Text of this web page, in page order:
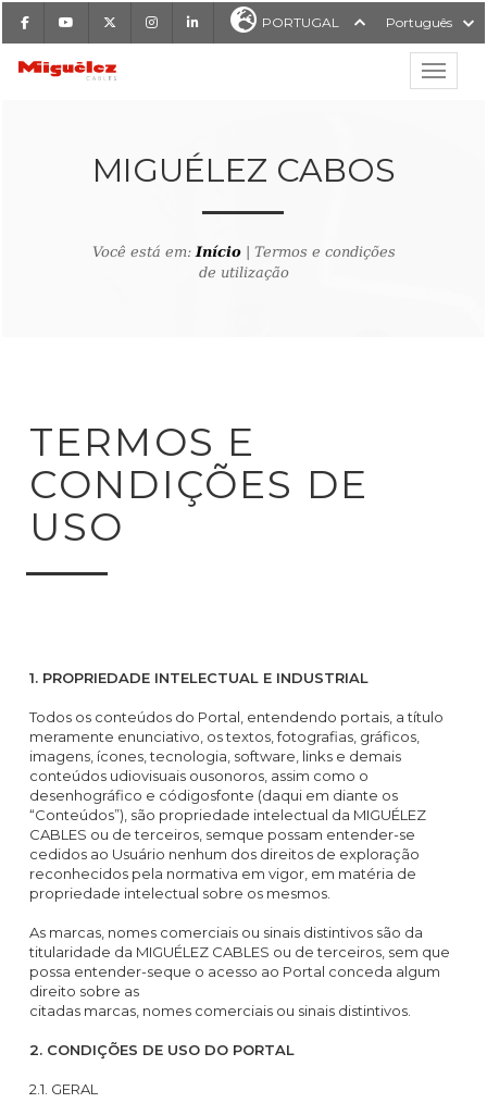
FacebookYoutube InstagramLinkedIn PORTUGAL Português
Miguélez Cabos
MIGUÉLEZ CABOS
Você está em:Início| Termos e condições
de utilização
TERMOS E
CONDIÇÕES DE
USO
1. PROPRIEDADE INTELECTUAL E INDUSTRIAL
Todos os conteúdos do Portal, entendendo portais, a título
meramente enunciativo, os textos, fotografias, gráficos,
imagens, ícones, tecnologia, software, links e demais
conteúdos udiovisuais ousonoros, assim como o
desenhográfico e códigosfonte (daqui em diante os
“Conteúdos”), são propriedade intelectual da MIGUÉLEZ
CABLES ou de terceiros, semque possam entender-se
cedidos ao Usuário nenhum dos direitos de exploração
reconhecidos pela normativa em vigor, em matéria de
propriedade intelectual sobre os mesmos.
As marcas, nomes comerciais ou sinais distintivos são da
titularidade da MIGUÉLEZ CABLES ou de terceiros, sem que
possa entender-seque o acesso ao Portal conceda algum
direito sobre as
citadas marcas, nomes comerciais ou sinais distintivos.
2. CONDIÇÕES DE USO DO PORTAL
2.1. GERAL